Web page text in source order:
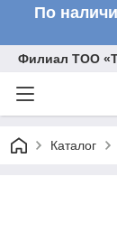
По
Филиал ТОО
Каталог